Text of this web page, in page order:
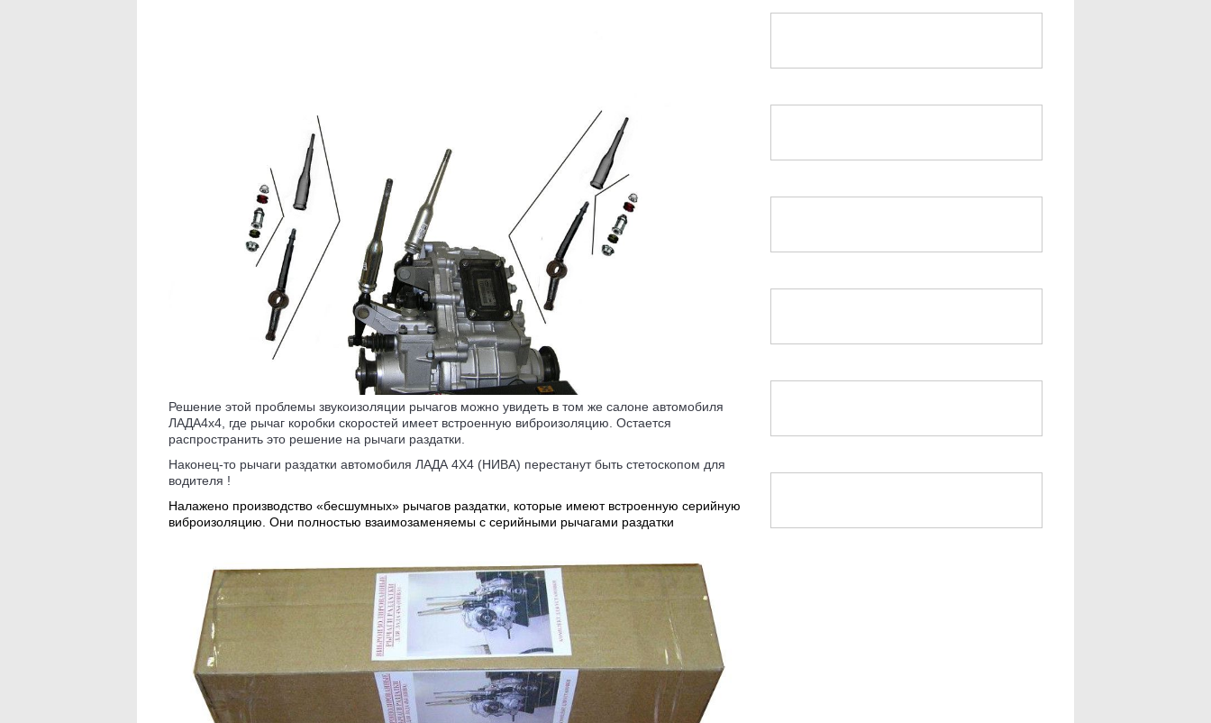
Решение этой проблемы звукоизоляции рычагов можно увидеть в том же салоне автомобиля
ЛАДА4х4, где рычаг коробки скоростей имеет встроенную виброизоляцию. Остается
распространить это решение на рычаги раздатки.
Наконец-то рычаги раздатки автомобиля ЛАДА 4Х4 (НИВА) перестанут быть стетоскопом для
водителя !
Налажено производство «бесшумных» рычагов раздатки, которые имеют встроенную серийную
виброизоляцию. Они полностью взаимозаменяемы с серийными рычагами раздатки